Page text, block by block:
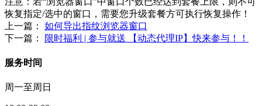
恢复指定/选中的窗口，需要您升级套餐方可执行恢复操作！
上一篇： 如何导出指纹浏览器窗口
下一篇：
限时福利 | 参与就送 【动态代理IP】快来参与！！
服务时间
周一至周日